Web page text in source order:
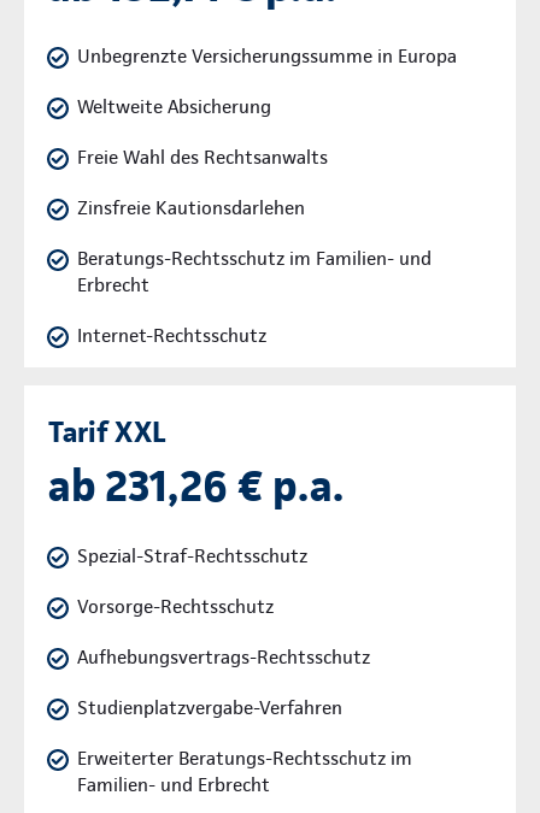
Unbegrenzte Versicherungssumme in Europa
Weltweite Absicherung
Freie Wahl des Rechtsanwalts
Zinsfreie Kautionsdarlehen
Beratungs-Rechtsschutz im Familien- und
Erbrecht
Internet-Rechtsschutz
Tarif XXL
ab 231,26 € p.a.
Spezial-Straf-Rechtsschutz
Vorsorge-Rechtsschutz
Aufhebungsvertrags-Rechtsschutz
Studienplatzvergabe-Verfahren
Erweiterter Beratungs-Rechtsschutz im
Familien- und Erbrecht